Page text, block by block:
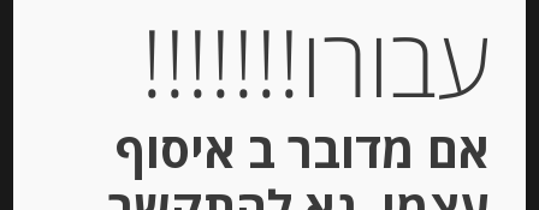
יחידות
הוספה לסל
עבורו!!!!!!!
אם מדובר ב איסוף